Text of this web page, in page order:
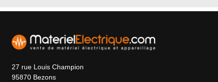
27 rue Louis Champion
95870 Bezons